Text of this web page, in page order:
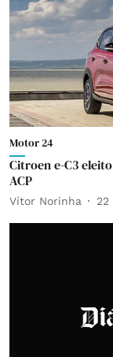
Motor 24
Citroen e-C3
ACP
Vítor Norinha 22